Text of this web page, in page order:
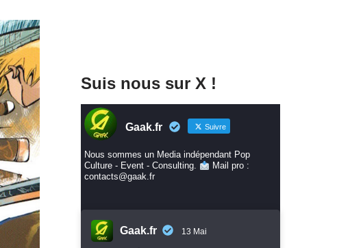
Suis nous sur X !
Gaak.fr Suivre
Nous sommes un Media indépendant Pop
Culture - Event - Consulting.
Mail pro :
contacts@gaak.fr
Gaak.fr 13 Mai